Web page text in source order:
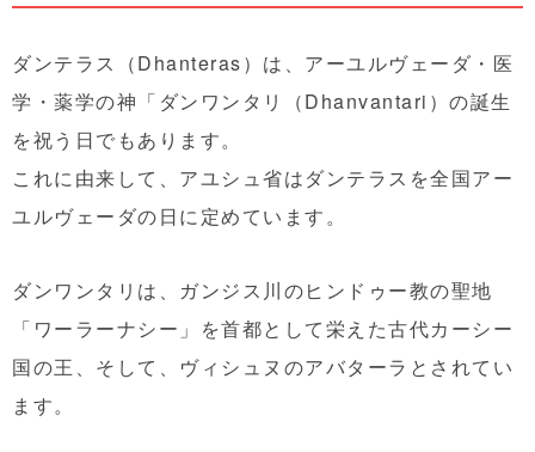
ダンテラス（Dhanteras）は、アーユルヴェーダ・医
学・薬学の神「ダンワンタリ（Dhanvantari）の誕生
を祝う日でもあります。
これに由来して、アユシュ省はダンテラスを全国アー
ユルヴェーダの日に定めています。
ダンワンタリは、ガンジス川のヒンドゥー教の聖地
「ワーラーナシー」を首都として栄えた古代カーシー
国の王、そして、ヴィシュヌのアバターラとされてい
ます。